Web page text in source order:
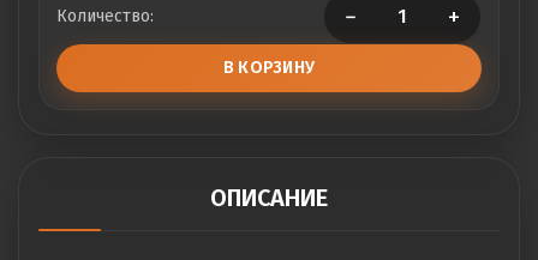
Количество: − +
В КОРЗИНУ
ОПИСАНИЕ